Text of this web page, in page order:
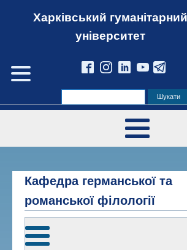
Харківський гуманітарний
університет
Кафедра германської та
романської філології